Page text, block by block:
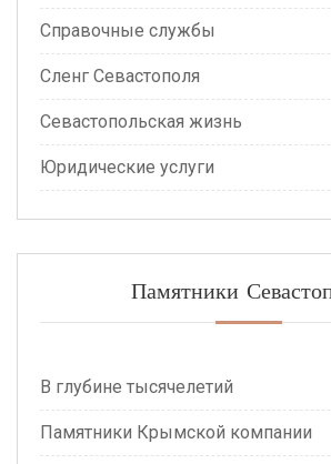
Справочные службы
Сленг Севастополя
Севастопольская жизнь
Юридические услуги
Памятники
лубине тысячелетий
Памятники Крымской компании